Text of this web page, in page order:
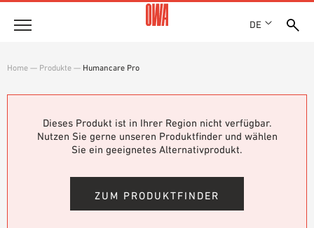
DE
STANDORTE
NACHHALTIGKEIT
Produkte
PRODUKTÜBERSICHT
GEFÜHRTE SUCHE
Lösungen
EINSATZGEBIETE
Home — Produkte — Humancare Pro
Dieses Produkt ist in Ihrer Region nicht verfügbar.
Nutzen Sie gerne unseren Produktfinder und wählen
Sie ein geeignetes Alternativprodukt.
ZUM PRODUKTFINDER